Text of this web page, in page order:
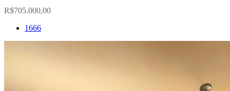
R$705.000,00
1666